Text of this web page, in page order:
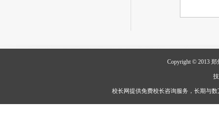
Copyright © 2013
校长网提供免费校长咨询服务，长期与